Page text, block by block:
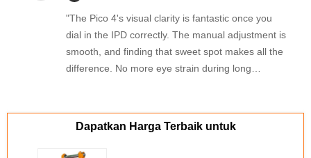
"The Pico 4's visual clarity is fantastic once you
dial in the IPD correctly. The manual adjustment is
smooth, and finding that sweet spot makes all the
difference. No more eye strain during long
manual adjustment is smooth, and finding that
sweet spot makes all the difference. No more eye
Dapatkan Harga Terbaik untuk